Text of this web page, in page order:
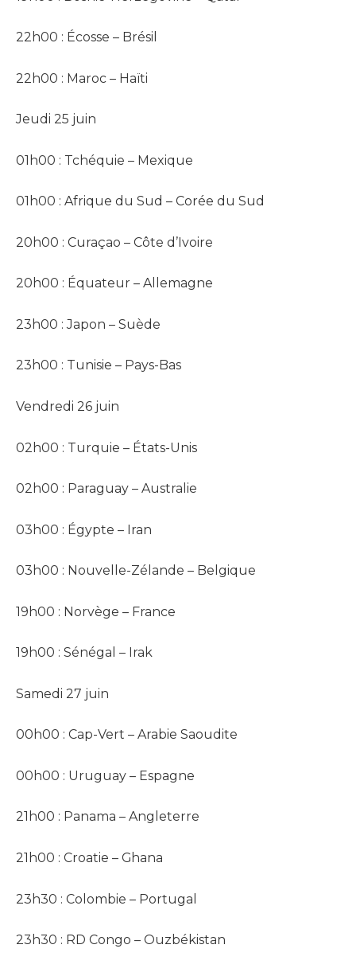
22h00 : Écosse – Brésil
22h00 : Maroc – Haïti
Jeudi 25 juin
01h00 : Tchéquie – Mexique
01h00 : Afrique du Sud – Corée du Sud
20h00 : Curaçao – Côte d’Ivoire
20h00 : Équateur – Allemagne
23h00 : Japon – Suède
23h00 : Tunisie – Pays-Bas
Vendredi 26 juin
02h00 : Turquie – États-Unis
02h00 : Paraguay – Australie
03h00 : Égypte – Iran
03h00 : Nouvelle-Zélande – Belgique
19h00 : Norvège – France
19h00 : Sénégal – Irak
Samedi 27 juin
00h00 : Cap-Vert – Arabie Saoudite
00h00 : Uruguay – Espagne
21h00 : Panama – Angleterre
21h00 : Croatie – Ghana
23h30 : Colombie – Portugal
23h30 : RD Congo – Ouzbékistan